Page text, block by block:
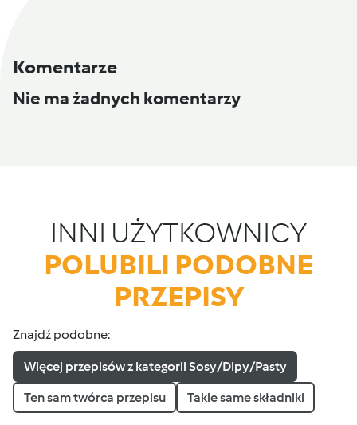
Komentarze
Nie ma żadnych komentarzy
INNI UŻYTKOWNICY
POLUBILI PODOBNE
PRZEPISY
Znajdź podobne:
Więcej przepisów z kategorii Sosy/Dipy/Pasty
Ten sam twórca przepisu Takie same składniki